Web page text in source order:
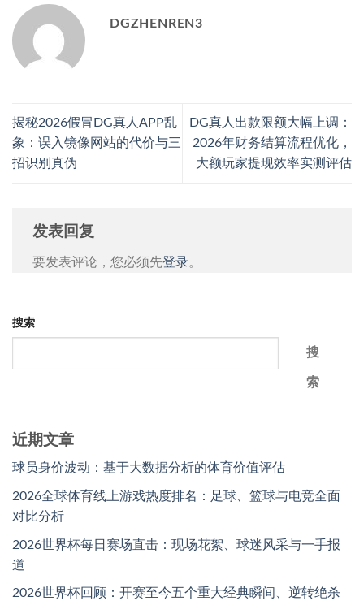
DGZHENREN3
揭秘2026假冒DG真人APP乱
象：误入镜像网站的代价与三
招识别真伪
DG真人出款限额大幅上调：
2026年财务结算流程优化，
大额玩家提现效率实测评估
发表回复
要发表评论，您必须先登录。
搜索
搜
索
近期文章
球员身价波动：基于大数据分析的体育价值评估
2026全球体育线上游戏热度排名：足球、篮球与电竞全面
对比分析
2026世界杯每日赛场直击：现场花絮、球迷风采与一手报
道
2026世界杯回顾：开赛至今五个重大经典瞬间、逆转绝杀